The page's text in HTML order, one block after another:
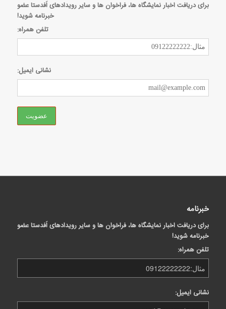
برای دریافت اخبار نمایشگاه ها، فراخوان ها و سایر رویدادهای اَفدستا عضو
خبرنامه شوید!
تلفن همراه:
نشانی ایمیل:
خبرنامه
برای دریافت اخبار نمایشگاه ها، فراخوان ها و سایر رویدادهای اَفدستا عضو
خبرنامه شوید!
تلفن همراه:
نشانی ایمیل: